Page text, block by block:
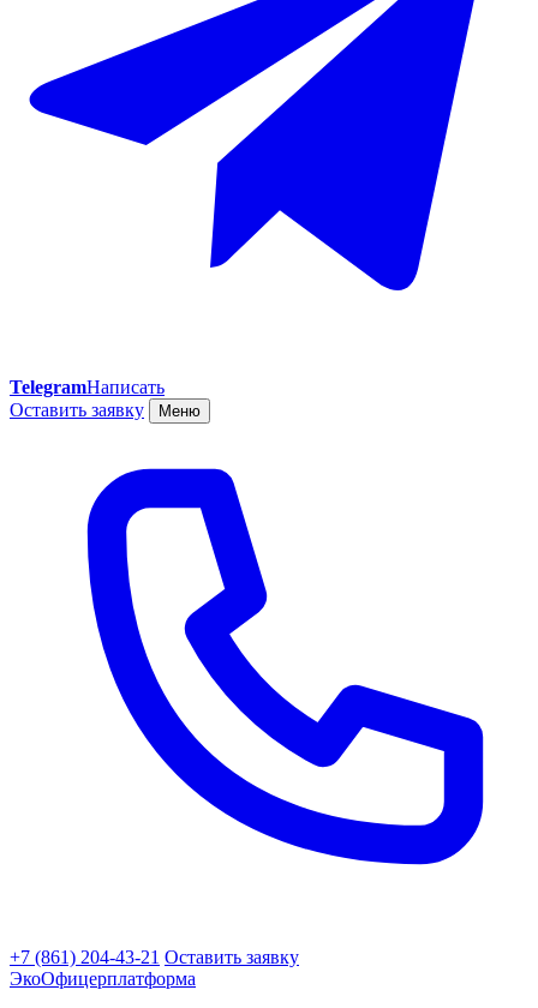
TelegramНаписать
Оставить заявку
Меню
+7 (861) 204-43-21 Оставить заявку
ЭкоОфицерплатформа